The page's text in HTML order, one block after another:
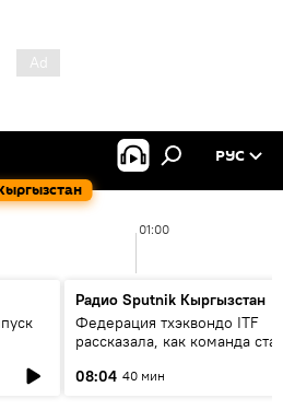
РУС
01:00
Радио Sputnik Кыргызстан
Федерация тхэквондо ITF
рассказала, как команда
08:04 40 мин